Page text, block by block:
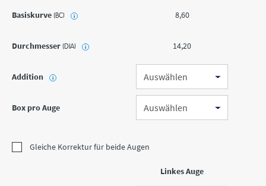
Basiskurve(BC) i 8,60
Durchmesser(DIA) i 14,20
Addition i
Box pro Auge
Gleiche Korrektur für beide Augen
Linkes Auge